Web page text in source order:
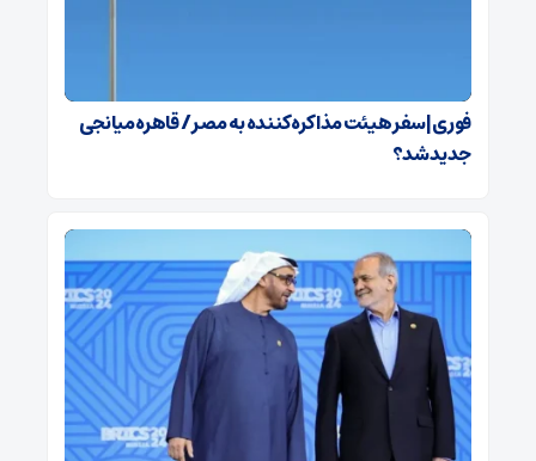
فوری | سفر هیئت مذاکره‌کننده به مصر / قاهره میانجی
جدید شد؟